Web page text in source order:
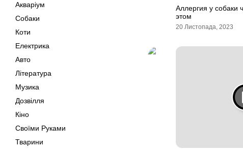
Акваріум
Собаки
Коти
Електрика
Авто
Література
Музика
Дозвілля
Кіно
Своїми Руками
Тварини
Аллергия у собаки
этом
20 Листопада, 2023